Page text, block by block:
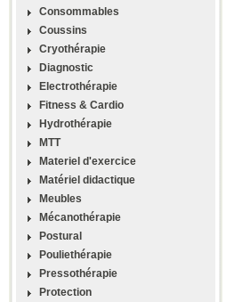
Consommables
Coussins
Cryothérapie
Diagnostic
Electrothérapie
Fitness & Cardio
Hydrothérapie
MTT
Materiel d'exercice
Matériel didactique
Meubles
Mécanothérapie
Postural
Pouliethérapie
Pressothérapie
Protection